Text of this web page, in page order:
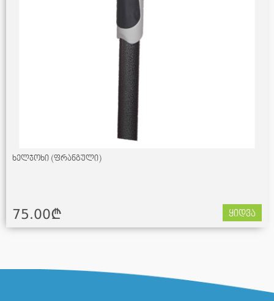
ხელჯოხი (ფრანგული)
75.00¢ ყიდვა